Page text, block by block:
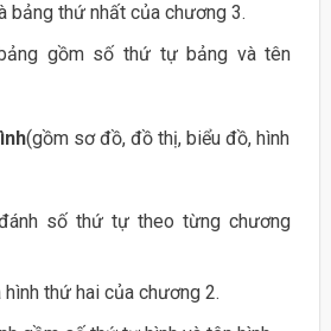
bảng thứ nhất của chương 3.
gồm số thứ tự bảng và tên
(gồm sơ đồ, đồ thị, biểu đồ, hình
số thứ tự theo từng chương
hình thứ hai của chương 2.